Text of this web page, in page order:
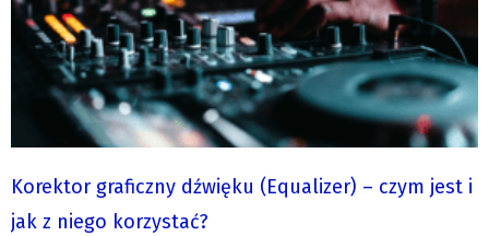
Korektor graficzny dźwięku (Equalizer) – czym jest i
jak z niego korzystać?